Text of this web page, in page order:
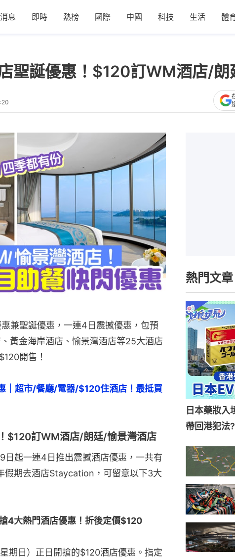
息 即時 熱榜 國際 中國 科技 生活 體
聖誕優惠！$120訂WM酒店/朗
兼聖誕優惠，一連4日震撼優惠，包預
黃金海岸酒店、愉景灣酒店等25大酒店
開售！
｜超市/餐廳/電器/$120住酒店！最抵買
$120訂WM酒店/朗廷/愉景灣酒店
日起一連4日推出震撼酒店優惠，一共有
假期去酒店Staycation，可留意以下3大
4大熱門酒店優惠！折後定價$120
期日）正日開搶的$120酒店優惠。指定
熱門文章
日本藥妝
帶回港犯法